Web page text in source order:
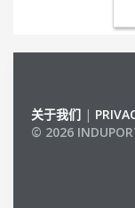
关于我们 |
© 2026